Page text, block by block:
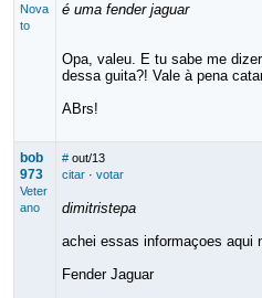
Nova
to
é uma fender jaguar
Opa, valeu. E tu sabe me
dessa guita?! Vale à pena
ABrs!
bob
973
Veter
ano
# out/13
citar· votar
dimitristepa
achei essas informaçoes aqui
Fender Jaguar